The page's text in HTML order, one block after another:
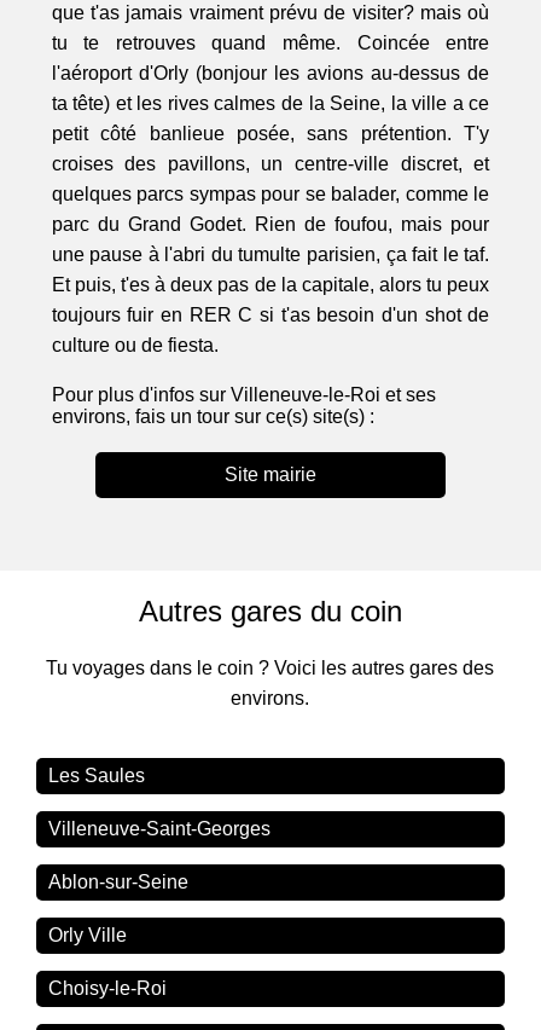
que t'as jamais vraiment prévu de visiter? mais où
tu te retrouves quand même. Coincée entre
l'aéroport d'Orly (bonjour les avions au-dessus de
ta tête) et les rives calmes de la Seine, la ville a ce
petit côté banlieue posée, sans prétention. T'y
croises des pavillons, un centre-ville discret, et
quelques parcs sympas pour se balader, comme le
parc du Grand Godet. Rien de foufou, mais pour
une pause à l'abri du tumulte parisien, ça fait le taf.
Et puis, t'es à deux pas de la capitale, alors tu peux
toujours fuir en RER C si t'as besoin d'un shot de
culture ou de fiesta.
Pour plus d'infos sur Villeneuve-le-Roi et ses
environs, fais un tour sur ce(s) site(s) :
Site mairie
Autres gares du coin
Tu voyages dans le coin ? Voici les autres gares des
environs.
Les Saules
Villeneuve-Saint-Georges
Ablon-sur-Seine
Orly Ville
Choisy-le-Roi